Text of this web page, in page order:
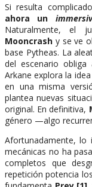
Si resulta
ahora un
Naturalmente, el
Mooncrash y se ve
base Pytheas. La
del escenario
Arkane explora la
en una misma
plantea nuevas
original. En definitiva,
género —algo
Afortunadamente, lo
mecánicas no ha
completos que
repetición potencia